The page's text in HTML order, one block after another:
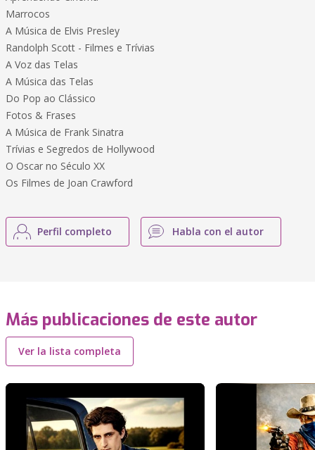
Marrocos
A Música de Elvis Presley
Randolph Scott - Filmes e Trívias
A Voz das Telas
A Música das Telas
Do Pop ao Clássico
Fotos & Frases
A Música de Frank Sinatra
Trívias e Segredos de Hollywood
O Oscar no Século XX
Os Filmes de Joan Crawford
Perfil completo Habla con el autor
Más publicaciones de este autor
Ver la lista completa